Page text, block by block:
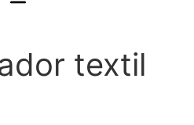
textil